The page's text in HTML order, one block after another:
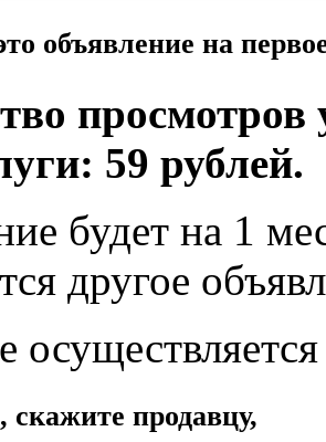
объявление на
просмотров
59 рублей.
будет на 1
другое
продавцу,